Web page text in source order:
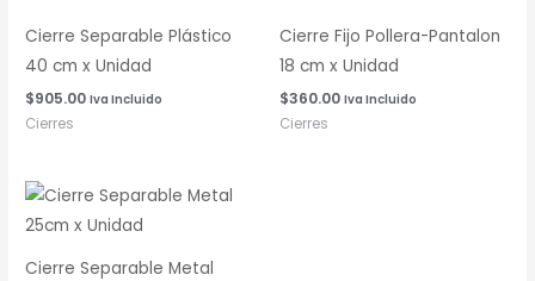
Cierre Separable Plástico
40 cm x Unidad
$905.00 Iva Incluido
Cierres
Cierre Fijo Pollera-Pantalon
18 cm x Unidad
$360.00 Iva Incluido
Cierres
Cierre Separable Metal